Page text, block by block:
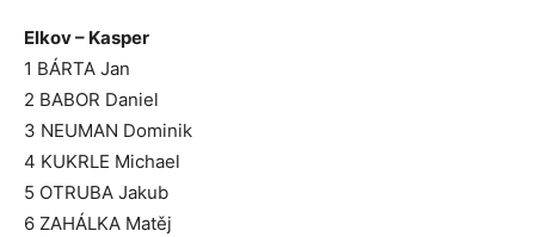
Elkov – Kasper
1 BÁRTA Jan
2 BABOR Daniel
3 NEUMAN Dominik
4 KUKRLE Michael
5 OTRUBA Jakub
6 ZAHÁLKA Matěj